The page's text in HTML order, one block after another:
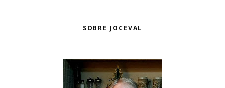
SOBRE JOCEVAL